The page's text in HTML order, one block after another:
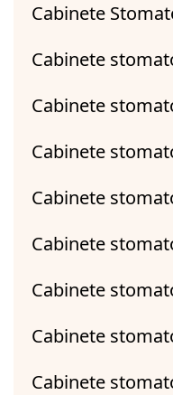
Cabinete
Cabinete
Cabinete
Cabinete
Cabinete
Cabinete
Cabinete
Cabinete
Cabinete